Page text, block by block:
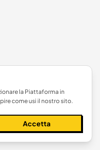
la Piattaforma in
come usi il nostro sito.
Accetta